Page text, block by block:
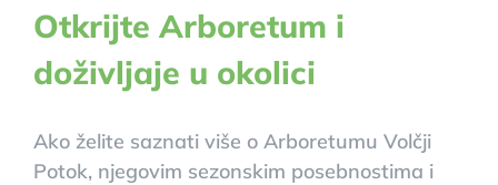
Otkrijte Arboretum i
doživljaje u okolici
Ako želite saznati više o Arboretumu Volčji
Potok, njegovim sezonskim posebnostima i